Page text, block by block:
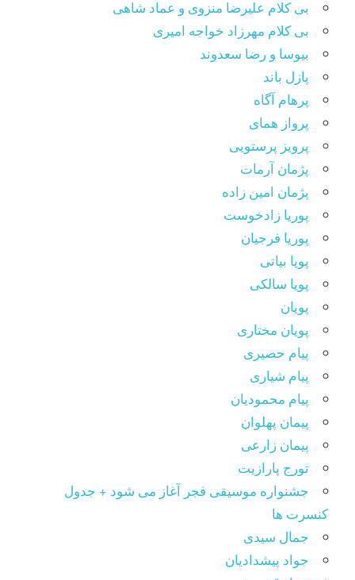
بی کلام علیرضا منزوی و عماد شاهی
بی کلام مهرزاد خواجه امیری
بیوسا و رضا سعدوند
پازل باند
پرهام آگاه
پرواز همای
پرویز پرستویی
پژمان آرمات
پژمان امین زاده
پوریا زادخوست
پوریا فرجیان
پویا بیاتی
پویا سالکی
پویان
پویان مختاری
پیام حصیری
پیام شیاری
پیام محمودیان
پیمان پهلوان
پیمان زارعی
تورج پارازیت
جشنواره موسیقی فجر آغاز می شود + جدول
کنسرت ها
جمال سیدی
جواد پیشدادیان